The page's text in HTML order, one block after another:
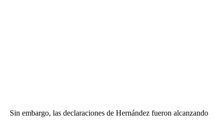
Sin embargo, las declaraciones de Hernández fueron alcanzando